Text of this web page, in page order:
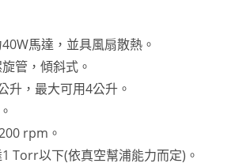
馬達，並具風扇散熱。
管，傾斜式。
升，最大可用4公升。
rpm。
Torr以下(依真空幫浦能力而定)。